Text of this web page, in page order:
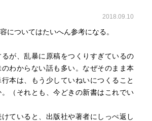
2018.09.10
についてはたいへん参考になる。
が、乱暴に原稿をつくりすぎているの
わからない話も多い。なぜそのまま本
本は、もう少していねいにつくること
（それとも、今どきの新書はこれでい
ていると、出版社や著者にしっぺ返し